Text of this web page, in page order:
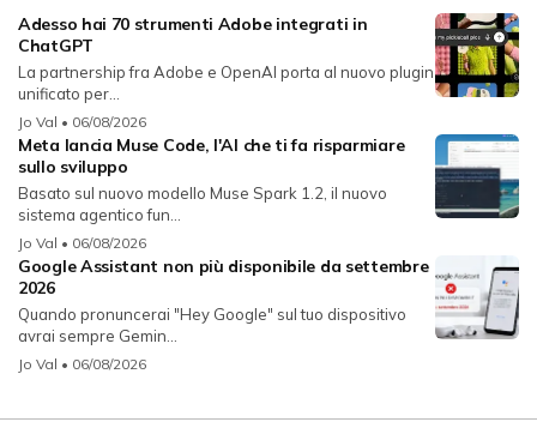
Adesso hai 70 strumenti Adobe integrati in
ChatGPT
La partnership fra Adobe e OpenAI porta al nuovo plugin
unificato per...
Jo Val • 06/08/2026
Meta lancia Muse Code, l'AI che ti fa risparmiare
sullo sviluppo
Basato sul nuovo modello Muse Spark 1.2, il nuovo
sistema agentico fun...
Jo Val • 06/08/2026
Google Assistant non più disponibile da settembre
2026
Quando pronuncerai "Hey Google" sul tuo dispositivo
avrai sempre Gemin...
Jo Val • 06/08/2026